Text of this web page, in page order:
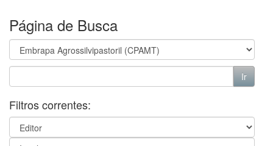
Página de Busca
Filtros correntes: